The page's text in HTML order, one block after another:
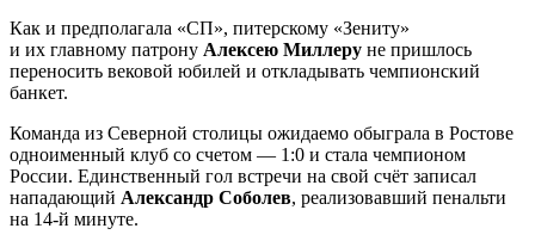
Как и предполагала «СП», питерскому «Зениту»
и их главному патрону Алексею Миллеру не пришлось
переносить вековой юбилей и откладывать чемпионский
банкет.
Команда из Северной столицы ожидаемо обыграла в Ростове
одноименный клуб со счетом — 1:0 и стала чемпионом
России. Единственный гол встречи на свой счёт записал
нападающий Александр Соболев, реализовавший пенальти
на 14-й минуте.